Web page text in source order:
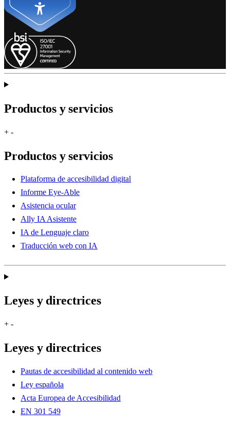
Productos y servicios
+ -
Productos y servicios
Plataforma de accesibilidad digital
Informe Eye-Able
Asistencia ocular
Ally IA Asistente
IA de Lenguaje claro
Traducción web con IA
Leyes y directrices
+ -
Leyes y directrices
Pautas de accesibilidad al contenido web
Ley española
Acta Europea de Accesibilidad
EN 301 549